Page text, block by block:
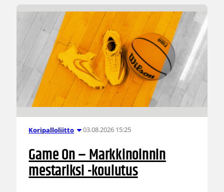
Koripalloliitto 03.08.2026 15:25
Game On – Markkinoinnin
mestariksi -koulutus